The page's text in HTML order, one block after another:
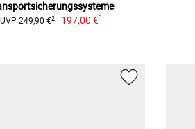
UVP 249,90 €2 197,00 €1